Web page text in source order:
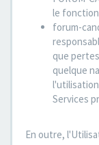
le
forum-
que
quelque
Services
En outre,